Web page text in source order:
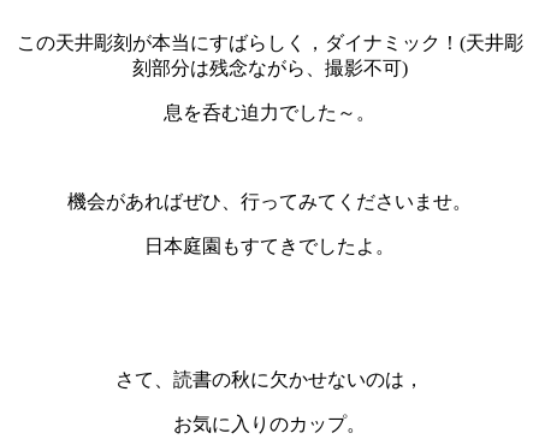
この天井彫刻が本当にすばらしく，ダイナミック！(天井彫
刻部分は残念ながら、撮影不可)
息を呑む迫力でした～。
機会があればぜひ、行ってみてくださいませ。
日本庭園もすてきでしたよ。
さて、読書の秋に欠かせないのは，
お気に入りのカップ。